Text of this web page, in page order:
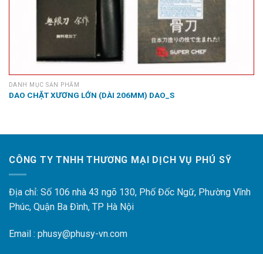
DANH MỤC SẢN PHẨM
DAO CHẶT XƯƠNG LỚN (DÀI 206MM) DAO_S
CÔNG TY TNHH THƯƠNG MẠI DỊCH VỤ PHÚ SỸ
Địa chỉ: Số 106 nhà 43 ngõ 130, Phố Đốc Ngữ, Phường Vĩnh
Phúc, Quận Ba Đình, TP Hà Nội
Email : phusy@phusy-vn.com